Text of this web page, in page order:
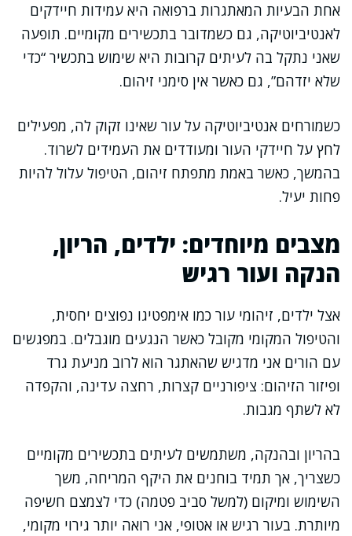
אחת הבעיות המאתגרות ברפואה היא עמידות חיידקים
לאנטיביוטיקה, גם כשמדובר בתכשירים מקומיים. תופעה
שאני נתקל בה לעיתים קרובות היא שימוש בתכשיר “כדי
שלא יזדהם”, גם כאשר אין סימני זיהום.
כשמורחים אנטיביוטיקה על עור שאינו זקוק לה, מפעילים
לחץ על חיידקי העור ומעודדים את העמידים לשרוד.
בהמשך, כאשר באמת מתפתח זיהום, הטיפול עלול להיות
פחות יעיל.
מצבים מיוחדים: ילדים, הריון,
הנקה ועור רגיש
אצל ילדים, זיהומי עור כמו אימפטיגו נפוצים יחסית,
והטיפול המקומי מקובל כאשר הנגעים מוגבלים. במפגשים
עם הורים אני מדגיש שהאתגר הוא לרוב מניעת גרד
ופיזור הזיהום: ציפורניים קצרות, רחצה עדינה, והקפדה
לא לשתף מגבות.
בהריון ובהנקה, משתמשים לעיתים בתכשירים מקומיים
כשצריך, אך תמיד בוחנים את היקף המריחה, משך
השימוש ומיקום (למשל סביב פטמה) כדי לצמצם חשיפה
מיותרת. בעור רגיש או אטופי, אני רואה יותר גירוי מקומי,